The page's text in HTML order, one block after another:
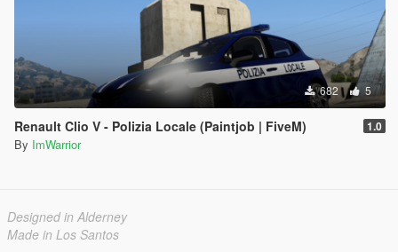
682 5
Renault Clio V - Polizia Locale (Paintjob | FiveM) 1.0
By ImWarrior
Designed in Alderney
Made in Los Santos